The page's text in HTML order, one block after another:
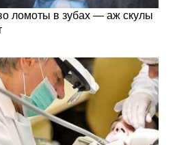
ломоты в зубах — аж скулы